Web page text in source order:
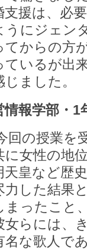
支援は、必
うにジェン
てからの方
ているが出
じました。
情報学部・1
の授業を
に女性の地
天皇など歴
力した結果
まったこと
女らには、
名な歌人で